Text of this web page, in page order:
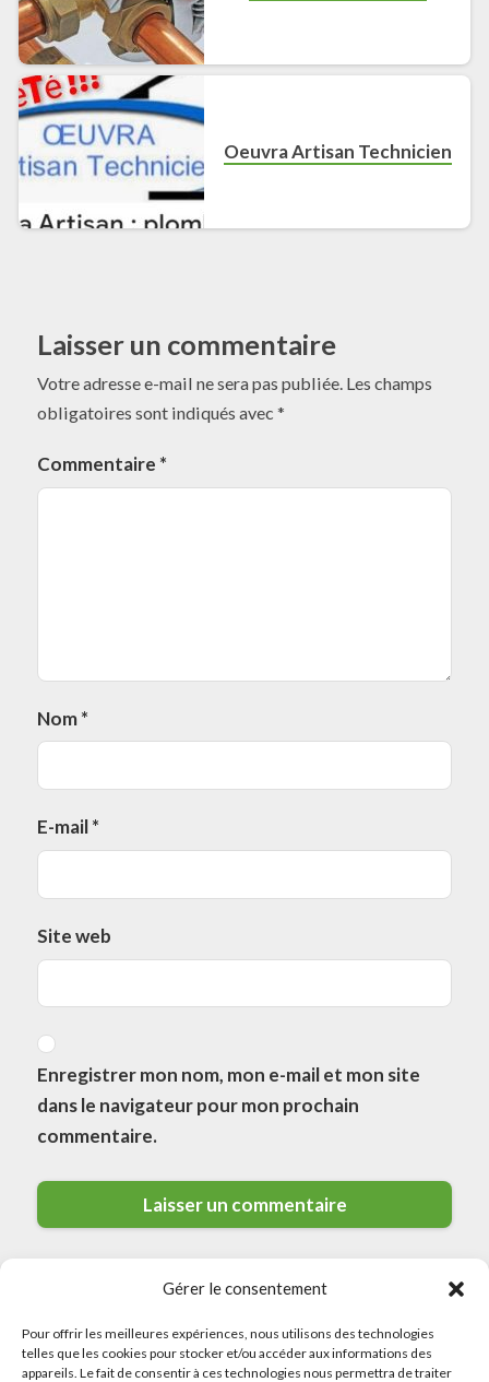
Gérer le consentement
Pour offrir les meilleures expériences, nous utilisons des technologies
telles que les cookies pour stocker et/ou accéder aux informations des
appareils. Le fait de consentir à ces technologies nous permettra de traiter
Oeuvra Artisan Technicien
Laisser un commentaire
Votre adresse e-mail ne sera pas publiée. Les champs
obligatoires sont indiqués avec *
Commentaire *
Nom*
E-mail*
Site web
Enregistrer mon nom, mon e-mail et mon site
dans le navigateur pour mon prochain
commentaire.